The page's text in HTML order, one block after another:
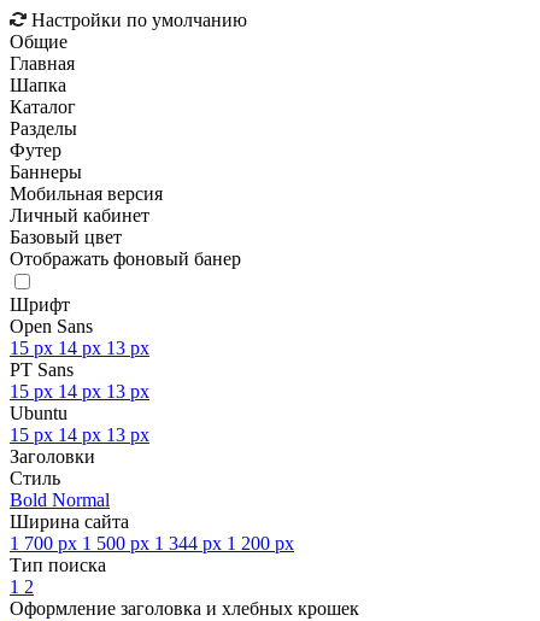
Настройки по умолчанию
Общие
Главная
Шапка
Каталог
Разделы
Футер
Баннеры
Мобильная версия
Личный кабинет
Базовый цвет
Отображать фоновый банер
Шрифт
Open Sans
15 px 14 px 13 px
PT Sans
15 px 14 px 13 px
Ubuntu
15 px 14 px 13 px
Заголовки
Стиль
Bold Normal
Ширина сайта
1 700 px 1 500 px 1 344 px 1 200 px
Тип поиска
1 2
Оформление заголовка и хлебных крошек